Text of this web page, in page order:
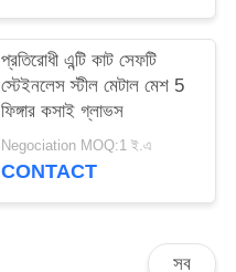
প্রতিরোধী এন্টি কাট সেফটি
স্টেইনলেস স্টীল মেটাল মেশ 5
ফিঙ্গার কসাই গ্লাভস
Negociation MOQ:1 ই.এ
CONTACT
সব